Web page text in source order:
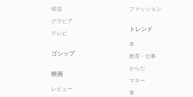
韓流
グラビア
テレビ
ゴシップ
映画
レビュー
ファッション
トレンド
本
教育・仕事
からだ
マネー
車